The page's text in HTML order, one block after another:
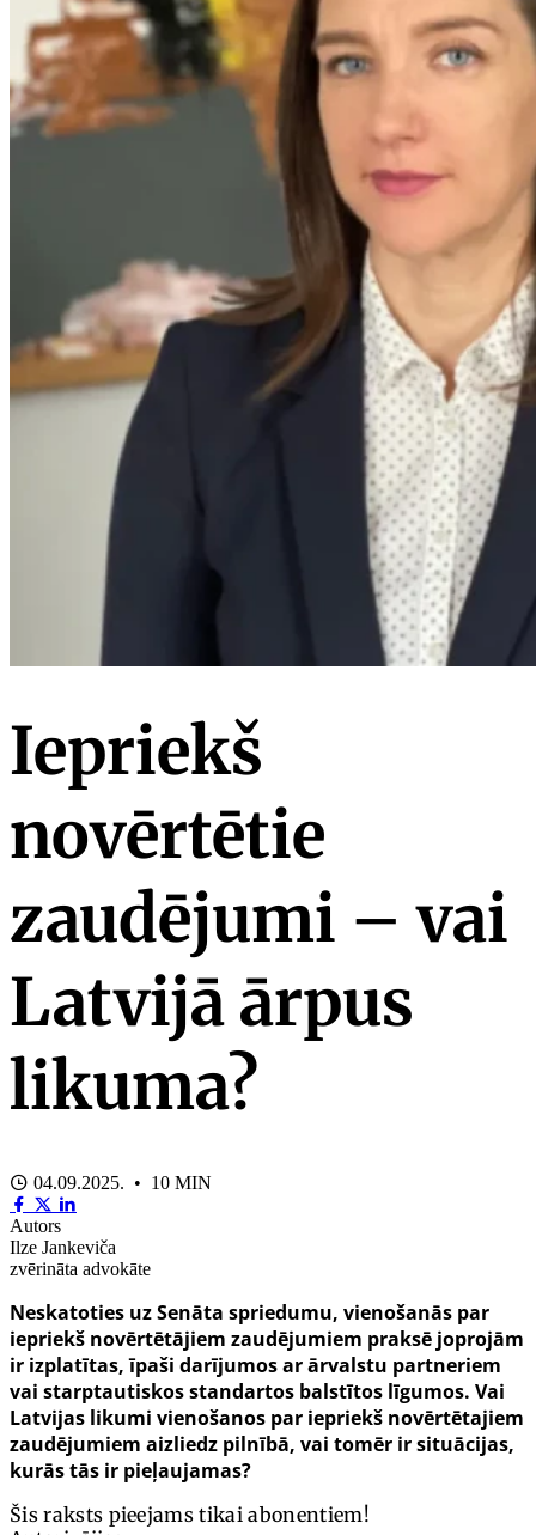
Iepriekš
novērtētie
zaudējumi – vai
Latvijā ārpus
likuma?
04.09.2025. • 10 MIN
Autors
Ilze Jankeviča
zvērināta advokāte
Neskatoties uz Senāta spriedumu, vienošanās par
iepriekš novērtētājiem zaudējumiem praksē joprojām
ir izplatītas, īpaši darījumos ar ārvalstu partneriem
vai starptautiskos standartos balstītos līgumos. Vai
Latvijas likumi vienošanos par iepriekš novērtētajiem
zaudējumiem aizliedz pilnībā, vai tomēr ir situācijas,
kurās tās ir pieļaujamas?
Šis raksts pieejams tikai abonentiem!